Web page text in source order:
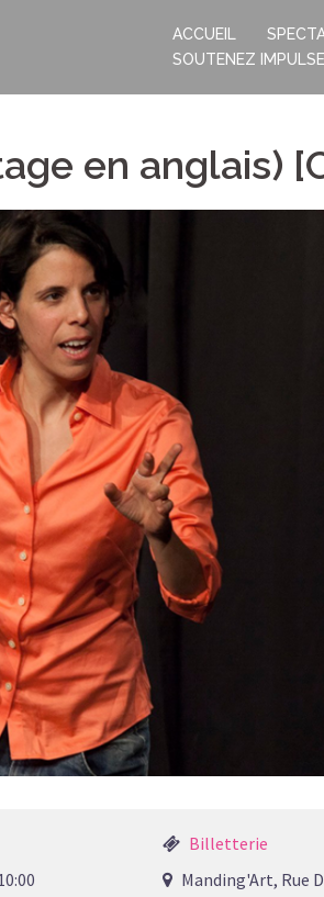
ACCUEIL
SOUTENEZ
en anglais)
Billetterie
Manding'Art, Rue